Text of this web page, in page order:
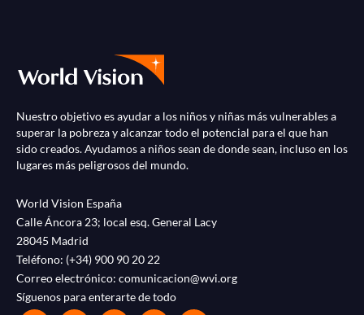
Nuestro objetivo es ayudar a los niños y niñas más vulnerables a
superar la pobreza y alcanzar todo el potencial para el que han
sido creados. Ayudamos a niños sean de donde sean, incluso en los
lugares más peligrosos del mundo.
World Vision España
Calle Áncora 23; local esq. General Lacy
28045 Madrid
Teléfono: (+34) 900 90 20 22
Correo electrónico: comunicacion@wvi.org
Síguenos para enterarte de todo